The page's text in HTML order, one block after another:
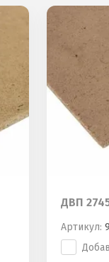
ДВП
Артикул: